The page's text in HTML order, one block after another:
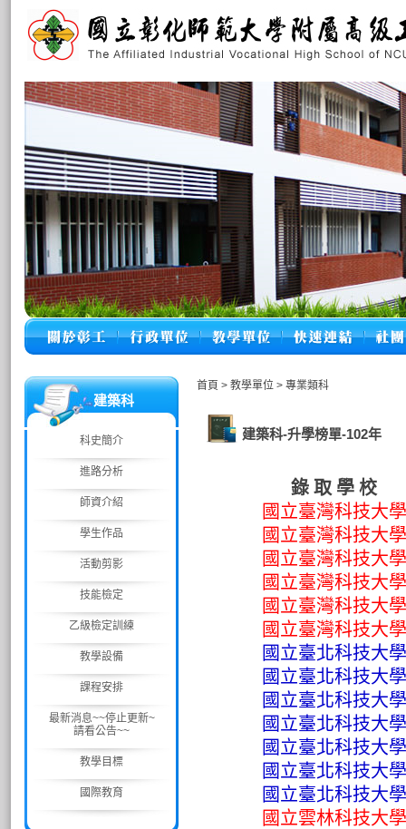
建築科
科史簡介
進路分析
師資介紹
學生作品
活動剪影
技能檢定
乙級檢定訓練
教學設備
課程安排
最新消息~~停止更新~
請看公告~~
教學目標
國際教育
首頁 > 教學單位 > 專業類科
建築科-升學榜單-102年
錄 取 學 校
國立臺灣科技大學
國立臺灣科技大學
國立臺灣科技大學
國立臺灣科技大學
國立臺灣科技大學
國立臺灣科技大學
國立臺北科技大學
國立臺北科技大學
國立臺北科技大學
國立臺北科技大學
國立臺北科技大學
國立臺北科技大學
國立臺北科技大學
國立雲林科技大學